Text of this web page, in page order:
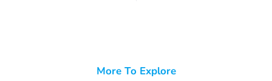
More To Explore